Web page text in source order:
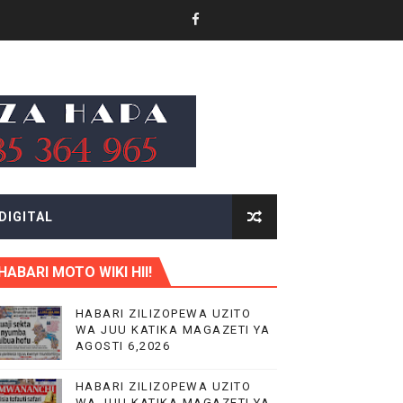
88
NANENANE
MOTO WIKI HII!
HABARI ZILIZOPEWA UZITO
WA JUU KATIKA MAGAZETI YA
AGOSTI 6,2026
HABARI ZILIZOPEWA UZITO